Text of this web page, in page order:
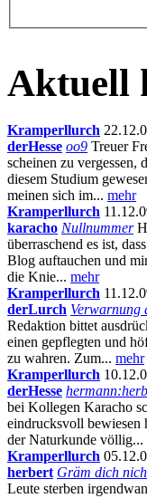
Aktuell
Kramperllurch
derHesse oo9 Treuer
scheinen zu vergessen,
diesem Studium
meinen sich im... mehr
Kramperllurch
karacho Nullnummer
überraschend es ist,
Blog auftauchen und
die Knie... mehr
Kramperllurch
derLurch Verwarnung
Redaktion bittet
einen gepflegten und
zu wahren. Zum... mehr
Kramperllurch
derHesse
bei Kollegen Karacho
eindrucksvoll bewiesen
der Naturkunde völlig...
Kramperllurch
herbert Gräm dich
Leute sterben